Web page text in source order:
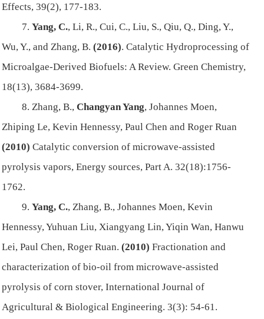
Effects, 39(2), 177-183.
7.Yang, C., Li, R., Cui, C., Liu, S., Qiu, Q., Ding, Y.,
Wu, Y., and Zhang, B.(2016). Catalytic Hydroprocessing of
Microalgae-Derived Biofuels: A Review. Green Chemistry,
18(13), 3684-3699.
8. Zhang, B.,Changyan Yang, Johannes Moen,
Zhiping Le, Kevin Hennessy, Paul Chen and Roger Ruan
(2010) Catalytic conversion of microwave-assisted
pyrolysis vapors, Energy sources, Part A. 32(18):1756-
1762.
9.Yang, C., Zhang, B., Johannes Moen, Kevin
Hennessy, Yuhuan Liu, Xiangyang Lin, Yiqin Wan, Hanwu
Lei, Paul Chen, Roger Ruan.(2010) Fractionation and
characterization of bio-oil from microwave-assisted
pyrolysis of corn stover, International Journal of
Agricultural & Biological Engineering. 3(3): 54-61.